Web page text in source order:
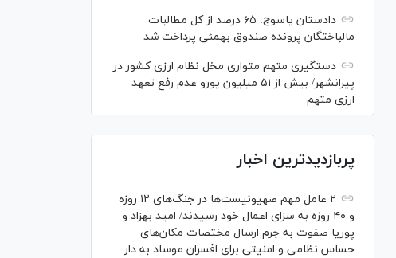
دادستان یاسوج: ۶۵ درصد از کل مطالبات
مالباختگان پرونده صندوق بهمئی پرداخت شد
دستگیری متهم متواری مخل نظام ارزی کشور در
پیرانشهر/ بیش از ۵۱ میلیون یورو عدم رفع تعهد
ارزی متهم
پربازدیدترین اخبار
۲ عامل مهم صهیونیست‌ها در جنگ‌های ۱۲ روزه
و ۴۰ روزه به سزای اعمال خود رسیدند/ امید بهزاد و
پوریا صفوت به جرم ارسال مختصات مکان‌های
حساس نظامی و امنیتی برای افسران موساد به دار